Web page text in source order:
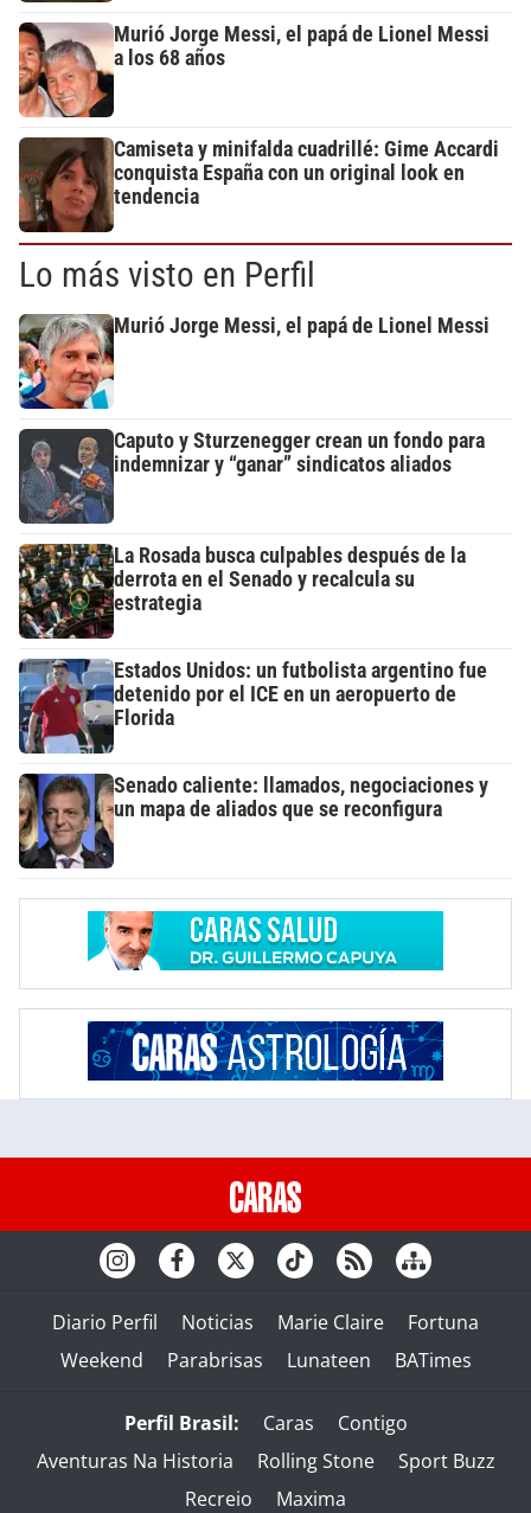
Murió Jorge Messi, el papá de Lionel Messi
a los 68 años
Camiseta y minifalda cuadrillé: Gime Accardi
conquista España con un original look en
tendencia
Lo más visto en Perfil
Murió Jorge Messi, el papá de Lionel Messi
Caputo y Sturzenegger crean un fondo para
indemnizar y “ganar” sindicatos aliados
La Rosada busca culpables después de la
derrota en el Senado y recalcula su
estrategia
Estados Unidos: un futbolista argentino fue
detenido por el ICE en un aeropuerto de
Florida
Senado caliente: llamados, negociaciones y
un mapa de aliados que se reconfigura
Diario Perfil Noticias Marie Claire
Fortuna
Weekend
Parabrisas Lunateen BATimes
Perfil Brasil: Caras
Contigo
Aventuras Na Historia
Rolling Stone
Sport Buzz
Recreio
Maxima